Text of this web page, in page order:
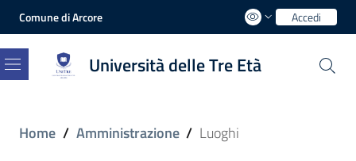
Comune di Arcore Accedi
Università delle Tre Età
Menu
Home / Amministrazione / Luoghi